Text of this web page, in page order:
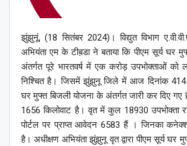
झुंझुनूं, (18 सितंबर 2024)। विद्युत विभाग
अभियंता एम के टीब़डा ने बताया कि पीएम सूर्य घर
अंतर्गत पूरे भारतवर्ष में एक करोड़ उपभोक्ताओं को
निश्चित है। जिसमें झुंझुनू जिले में आज दिनांक 414
घर मुफ्त बिजली योजना के अंतर्गत जारी कर दिए गए
1656 किलोवाट है। वृत में कुल 18930 उपभोक्ता
पोर्टल पर प्राप्त आवेदन 6583 हैं । जिनका
है। अधीक्षण अभियंता झुंझुनू वृत द्वारा पीएम सूर्य घर